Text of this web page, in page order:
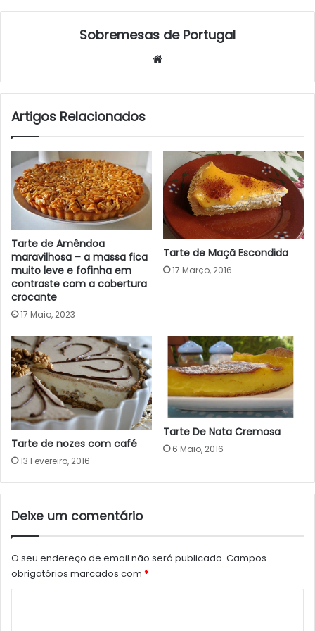
Sobremesas de Portugal
Artigos Relacionados
Tarte de Amêndoa
maravilhosa – a massa fica
muito leve e fofinha em
contraste com a cobertura
crocante
17 Maio, 2023
Tarte de Maçã Escondida
17 Março, 2016
Tarte de nozes com café
13 Fevereiro, 2016
Tarte De Nata Cremosa
6 Maio, 2016
Deixe um comentário
O seu endereço de email não será publicado. Campos
obrigatórios marcados com *